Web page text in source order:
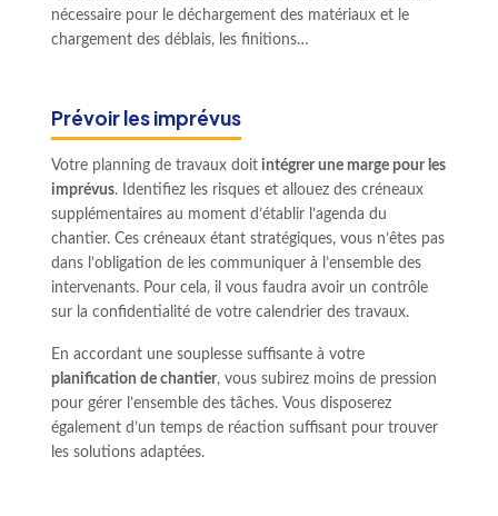
nécessaire pour le déchargement des matériaux et le
chargement des déblais, les finitions…
Prévoir les imprévus
Votre planning de travaux doit intégrer une marge pour les
imprévus. Identifiez les risques et allouez des créneaux
supplémentaires au moment d’établir l’agenda du
chantier. Ces créneaux étant stratégiques, vous n’êtes pas
dans l’obligation de les communiquer à l’ensemble des
intervenants. Pour cela, il vous faudra avoir un contrôle
sur la confidentialité de votre calendrier des travaux.
En accordant une souplesse suffisante à votre
planification de chantier, vous subirez moins de pression
pour gérer l’ensemble des tâches. Vous disposerez
également d’un temps de réaction suffisant pour trouver
les solutions adaptées.